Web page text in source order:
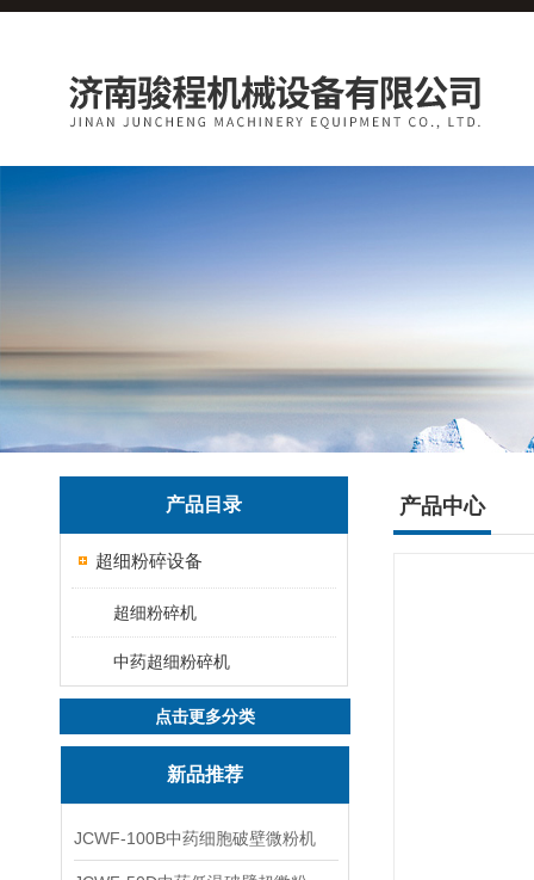
产品目录
超细粉碎设备
超细粉碎机
中药超细粉碎机
点击更多分类
新品推荐
JCWF-100B中药细胞破壁微粉机
产品中心